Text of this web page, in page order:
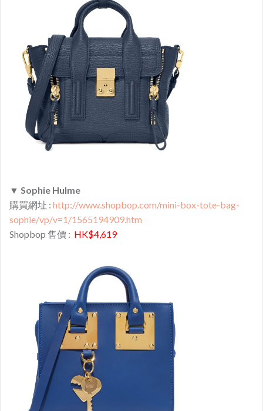
▼ Sophie Hulme
購買網址 : http://www.shopbop.com/mini-box-tote-bag-
sophie/vp/v=1/1565194909.htm
Shopbop 售價 : HK$4,619